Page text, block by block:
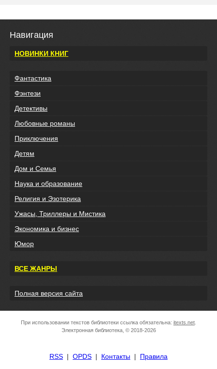
Навигация
НОВИНКИ КНИГ
Фантастика
Фэнтези
Детективы
Любовные романы
Приключения
Детям
Дом и Семья
Наука и образование
Религия и Эзотерика
Ужасы, Триллеры и Мистика
Экономика и бизнес
Юмор
ВСЕ ЖАНРЫ
Полная версия сайта
При использовании текстов библиотеки ссылка обязательна: itexts.net
Электронная библиотека, © 2018-2026
RSS | OPDS | Контакты | Правила